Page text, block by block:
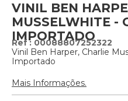
VINIL BEN
MUSSELWHITE -
IMPORTADO
: 00088807252322
Vinil Ben Harper, Charlie
Importado
Mais Informações.